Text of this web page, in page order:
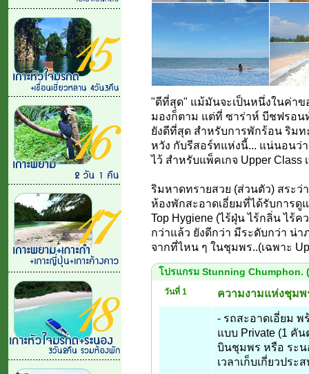
"ดีที่สุด" แม้มันจะเป็นหนึ่งในค่า
มองก็ตาม แต่ที่ ซาร่าห์ บีชฟรอน
ยังดีที่สุด สำหรับการพักร้อน ริมท
หวัง กับรีสอร์ทแห่งนี้... แน่นอนว่
ไว้ สำหรับแพ็คเกจ Upper Class
ริมหาดทรายสวย (ส่วนตัว) สระว่
ห้องพักสะอาดเอี่ยมที่ได้รับการดู
Top Hygiene (ไร้ฝุ่น ไร้กลิ่น ไร้
กว่าแล้ว ยังดีกว่า มีระดับกว่า น่
จากที่ไหน ๆ ในชุมพร..(เฉพาะ
โปรแกรม Stunning Chumphon.
วันที่ 1 ความงามแห่งชุมพ
- รถสะอาดเอี่ยม
แบบ Private (1 คั
บินชุมพร หรือ ระน
เวลาเก็บเกี่ยวประ